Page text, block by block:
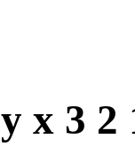
y x 3 2